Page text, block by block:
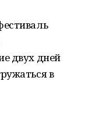
двух дней
в